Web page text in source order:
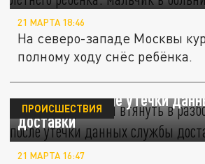
21 МАРТА 18:46
На северо-западе Москвы
полному ходу снёс ребёнка.
Москвичку могли втянуть в
нападение после утечки
доставки
ПРОИСШЕСТВИЯ
21 МАРТА 16:47